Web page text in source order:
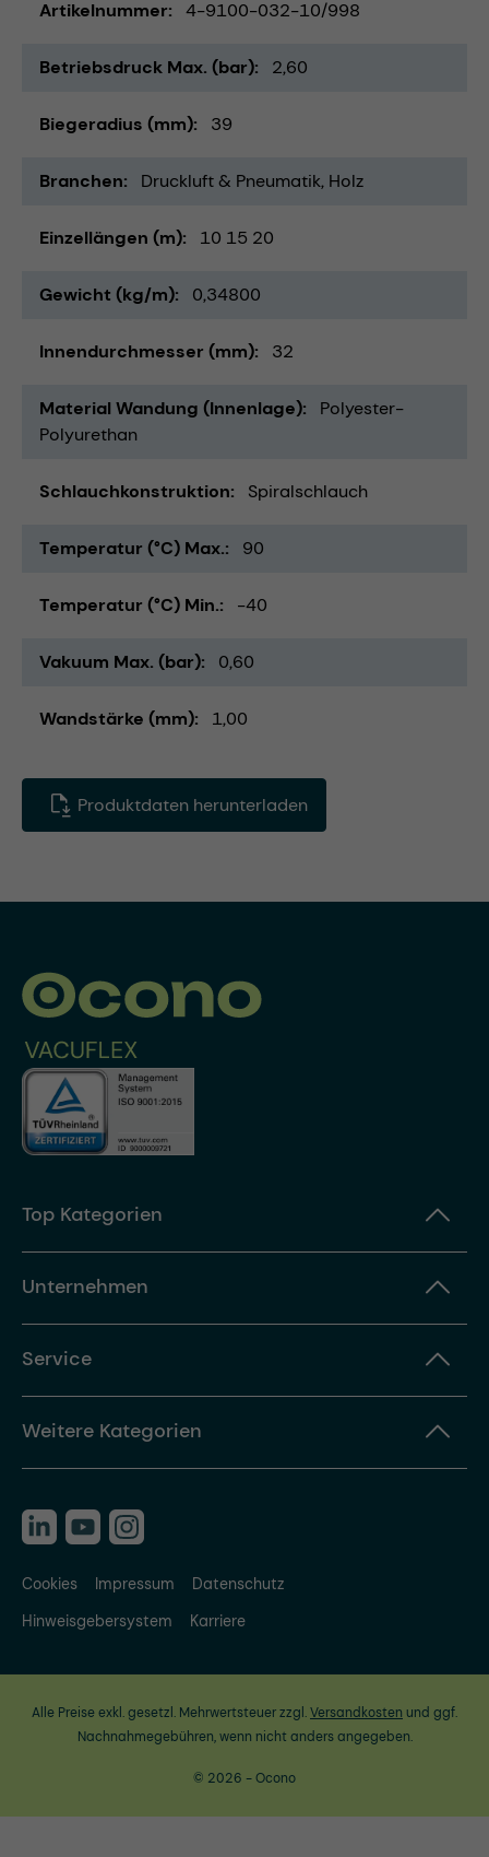
Artikelnummer 4-9100-032-10/998
Betriebsdruck Max. (bar) 2,60
Biegeradius (mm) 39
Branchen Druckluft & Pneumatik Holz
Einzellängen (m) 10 15 20
Gewicht (kg/m) 0,34800
Innendurchmesser (mm) 32
Material Wandung (Innenlage)
Polyester-
Polyurethan
Schlauchkonstruktion Spiralschlauch
Temperatur (°C) Max. 90
Temperatur (°C) Min. -40
Vakuum Max. (bar) 0,60
Wandstärke (mm) 1,00
Produktdaten herunterladen
Top Kategorien
Unternehmen
Service
Weitere Kategorien
Cookies Impressum
Datenschutz
Hinweisgebersystem
Karriere
Alle Preise exkl. gesetzl. Mehrwertsteuer zzgl.Versandkosten und ggf.
Nachnahmegebühren, wenn nicht anders angegeben.
© 2026 - Ocono